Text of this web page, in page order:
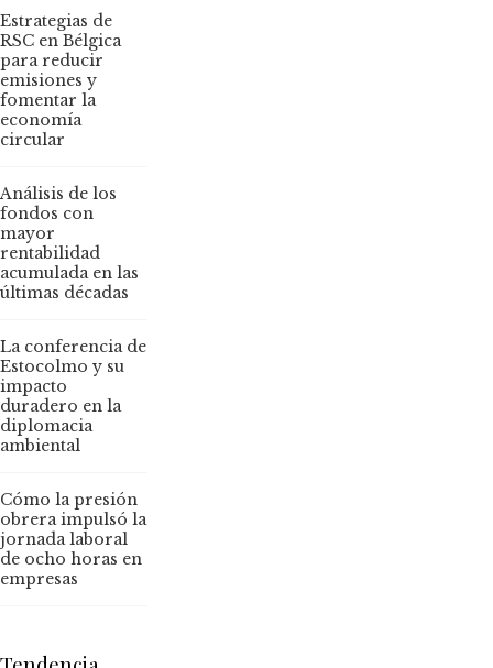
Estrategias de
RSC en Bélgica
para reducir
emisiones y
fomentar la
economía
circular
Análisis de los
fondos con
mayor
rentabilidad
acumulada en las
últimas décadas
La conferencia de
Estocolmo y su
impacto
duradero en la
diplomacia
ambiental
Cómo la presión
obrera impulsó la
jornada laboral
de ocho horas en
empresas